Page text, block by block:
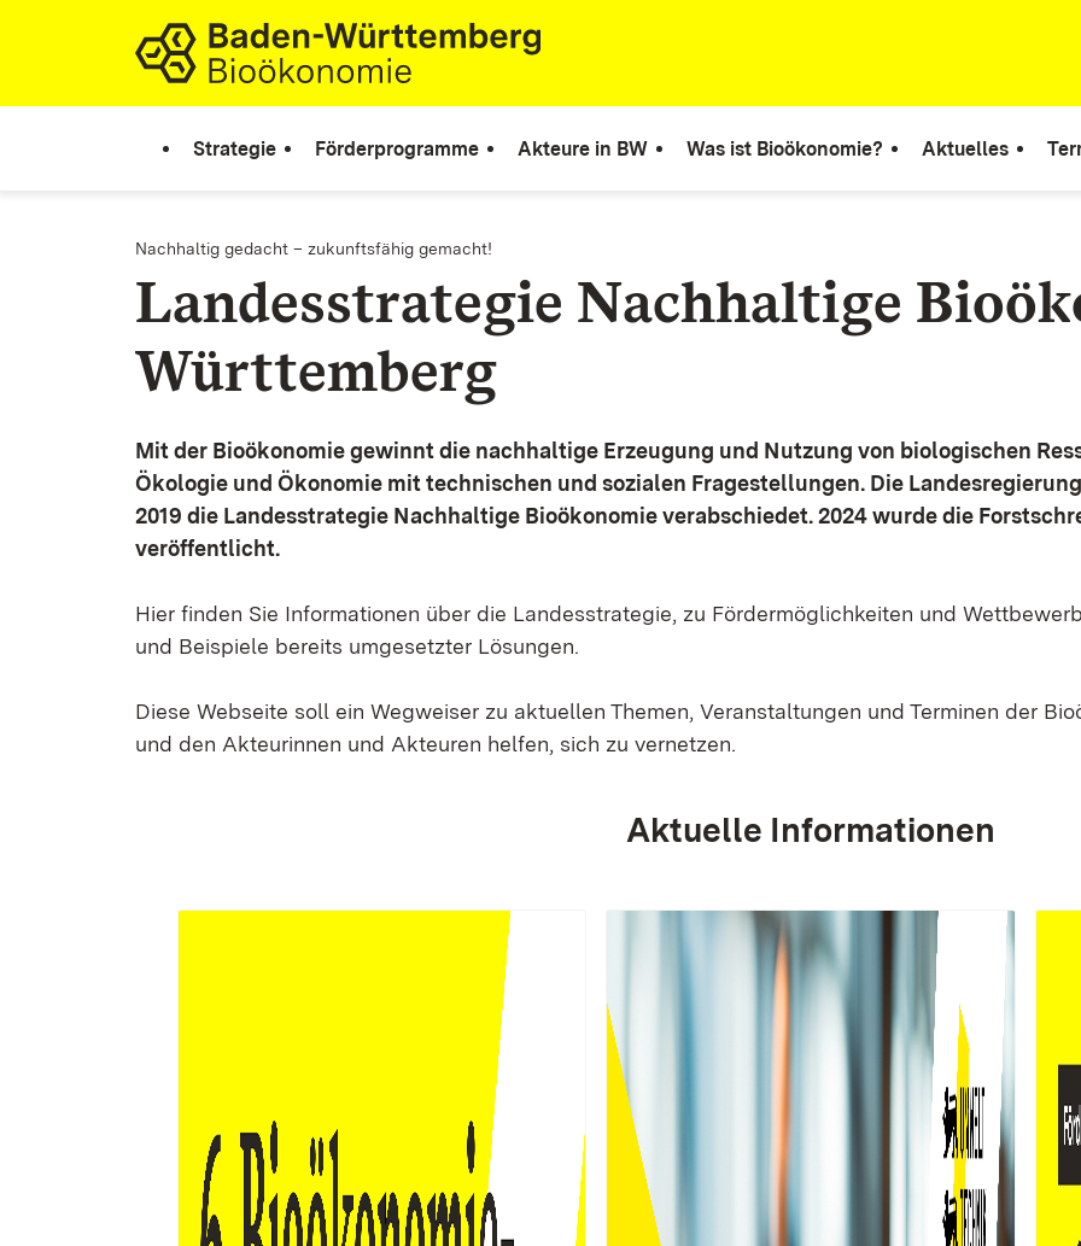
Zum Inhalt springen
Link zur Startseite
Strategie Förderprogramme Akteure in BW Was ist Bioökonomie? Aktuelles
Nachhaltig gedacht – zukunftsfähig gemacht!
Landesstrategie Nachhaltige
Württemberg
Mit der Bioökonomie gewinnt die nachhaltige Erzeugung und Nutzung von biologischen
Ökologie und Ökonomie mit technischen und sozialen Fragestellungen. Die
2019 die Landesstrategie Nachhaltige Bioökonomie verabschiedet. 2024 wurde die
veröffentlicht.
Hier finden Sie Informationen über die Landesstrategie, zu Fördermöglichkeiten und
und Beispiele bereits umgesetzter Lösungen.
Diese Webseite soll ein Wegweiser zu aktuellen Themen, Veranstaltungen und Terminen der
und den Akteurinnen und Akteuren helfen, sich zu vernetzen.
Aktuelle Informationen